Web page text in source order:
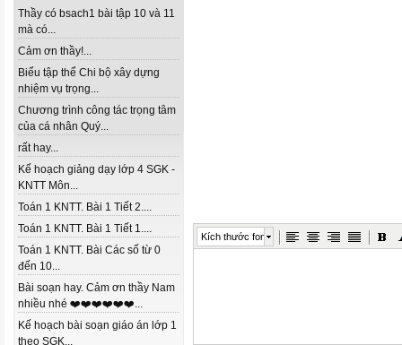
Thầy có bsach1 bài tập 10 và 11
mà có...
Cảm ơn thầy!...
Biểu tập thể Chi bộ xây dựng
nhiệm vụ trọng...
Chương trình công tác trọng tâm
của cá nhân Quý...
rất hay...
Kế hoạch giảng dạy lớp 4 SGK -
KNTT Môn...
Toán 1 KNTT. Bài 1 Tiết 2....
Toán 1 KNTT. Bài 1 Tiết 1....
Toán 1 KNTT. Bài Các số từ 0
đến 10...
Bài soạn hay. Cảm ơn thầy Nam
nhiều nhé ❤️❤️❤️❤️❤️❤️...
Kế hoạch bài soạn giáo án lớp 1
theo SGK...
Kích thước font